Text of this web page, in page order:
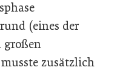
(eines der
großen
zusätzlich